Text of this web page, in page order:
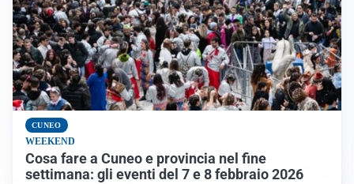
CUNEO
WEEKEND
Cosa fare a Cuneo e provincia nel fine
settimana: gli eventi del 7 e 8 febbraio 2026